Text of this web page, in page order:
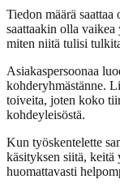
Tiedon määrä
saattaakin olla
miten niitä tulisi
Asiakaspersoonaa
kohderyhmästänne.
toiveita, joten koko
kohdeyleisöstä.
Kun työskentelette
käsityksen siitä, keitä
huomattavasti